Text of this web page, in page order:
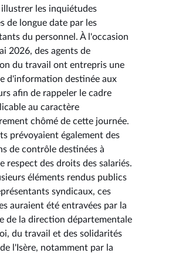
les inquiétudes
de longue date par les
du personnel. À l'occasion
2026, des agents de
du travail ont entrepris une
d'information destinée aux
afin de rappeler le cadre
au caractère
chômé de cette journée.
prévoyaient également des
de contrôle destinées à
respect des droits des salariés.
éléments rendus publics
syndicaux, ces
auraient été entravées par la
de la direction départementale
du travail et des solidarités
l'Isère, notamment par la